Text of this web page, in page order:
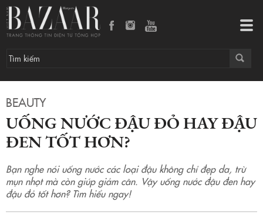
BEAUTY
UỐNG NƯỚC ĐẬU ĐỎ HAY ĐẬU
ĐEN TỐT HƠN?
Bạn nghe nói uống nước các loại đậu không chỉ đẹp da, trừ
mụn nhọt mà còn giúp giảm cân. Vậy uống nước đậu đen hay
đậu đỏ tốt hơn? Tìm hiểu ngay!
Uống nước đậu đỏ hay đậu đen tốt hơn?